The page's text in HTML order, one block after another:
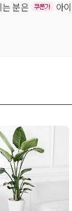
분은 아